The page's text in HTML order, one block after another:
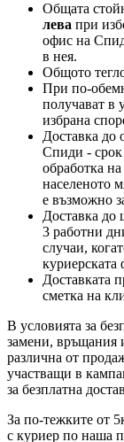
Общата
лева при
офис на
в нея.
Общото
При по-
получават в
избрана
Доставка до
Спиди - срок
обработка
населеното
е възможно
Доставка до
3 работни
случаи,
куриерската
Доставката
сметка на
В условията за
замени, връщания
различна от
участващи в
за безплатна
За по-тежките от
с куриер по наша